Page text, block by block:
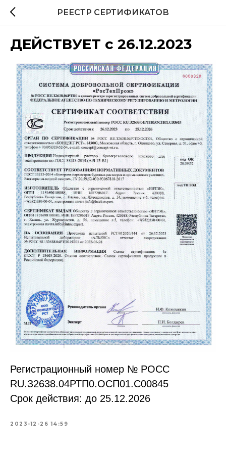
РЕЕСТР СЕРТИФИКАТОВ
ДЕЙСТВУЕТ с 26.12.2023
Регистрационный номер № РОСС
RU.З2638.04РТП0.OCП01.С00845
Срок действия: до 25.12.2026
2023-12-26 14:59